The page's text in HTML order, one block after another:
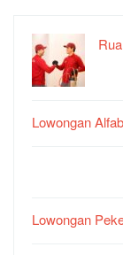
Lowongan
Lowongan